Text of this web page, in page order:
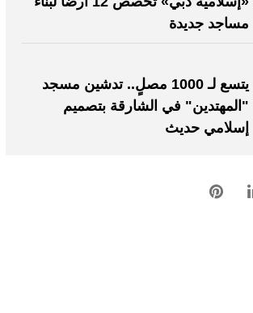
مساجد جديدة
يتسع لـ 1000 مصلٍ.. تدشين مسجد
"المهتدين" في الشارقة بتصميم
إسلامي حديث